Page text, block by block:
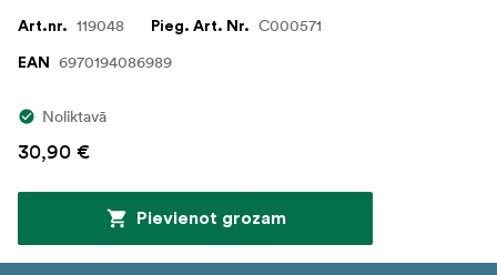
Art.nr. 119048 Pieg. Art. Nr. C000571
EAN 6970194086989
Noliktavā
30,90 €
Pievienot grozam